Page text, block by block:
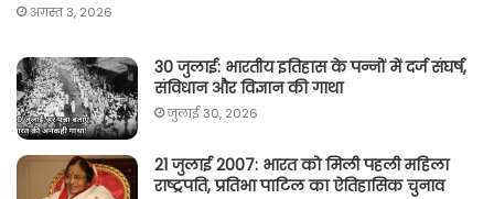
अगस्त 3, 2026
30 जुलाई: भारतीय इतिहास के पन्नों में दर्ज संघर्ष,
संविधान और विज्ञान की गाथा
जुलाई 30, 2026
21 जुलाई 2007: भारत को मिली पहली महिला
राष्ट्रपति, प्रतिभा पाटिल का ऐतिहासिक चुनाव